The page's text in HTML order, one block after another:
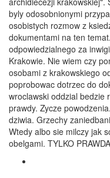
byly odosobnionymi
osobistych rozmow z
dokumentami na ten
odpowiedzialnego za
Krakowie. Nie wiem czy
osobami z krakowskiego
poprobowac dotrzec do
wroclawski oddzial bedzie
prawdy. Zycze
dziwia. Grzechy
Wtedy albo sie milczy jak
obelgami. TYLKO